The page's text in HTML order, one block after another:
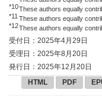
*10These authors equally
*11 These authors equally
*12These authors equally
受付日：2025年4月29日
受理日：2025年8月20日
発行日：2025年12月20日
HTML
PDF